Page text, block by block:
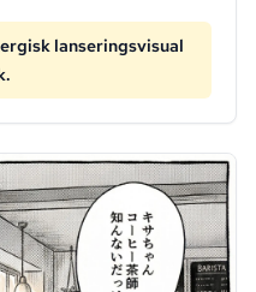
lanseringsvisual